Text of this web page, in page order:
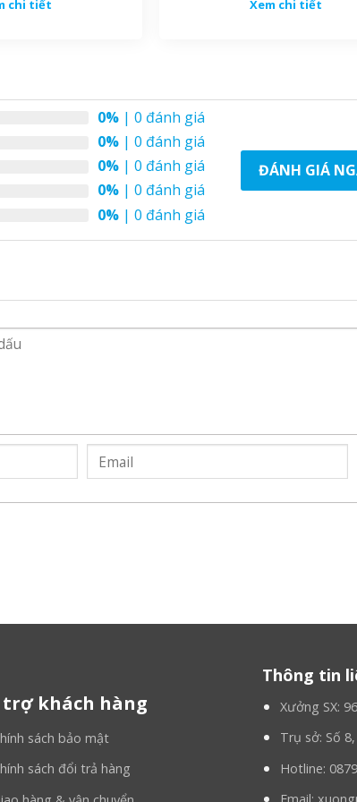
xứ.
chi tiết Xem chi tiết
0% | 0 đánh giá
0% | 0 đánh giá
0% | 0 đánh giá
0% | 0 đánh giá
0% | 0 đánh giá
ĐÁNH GIÁ
trợ khách hàng
sách bảo mật
sách đổi trả hàng
Thông tin
Xưởng SX:
Trụ sở: Số
Hotline: